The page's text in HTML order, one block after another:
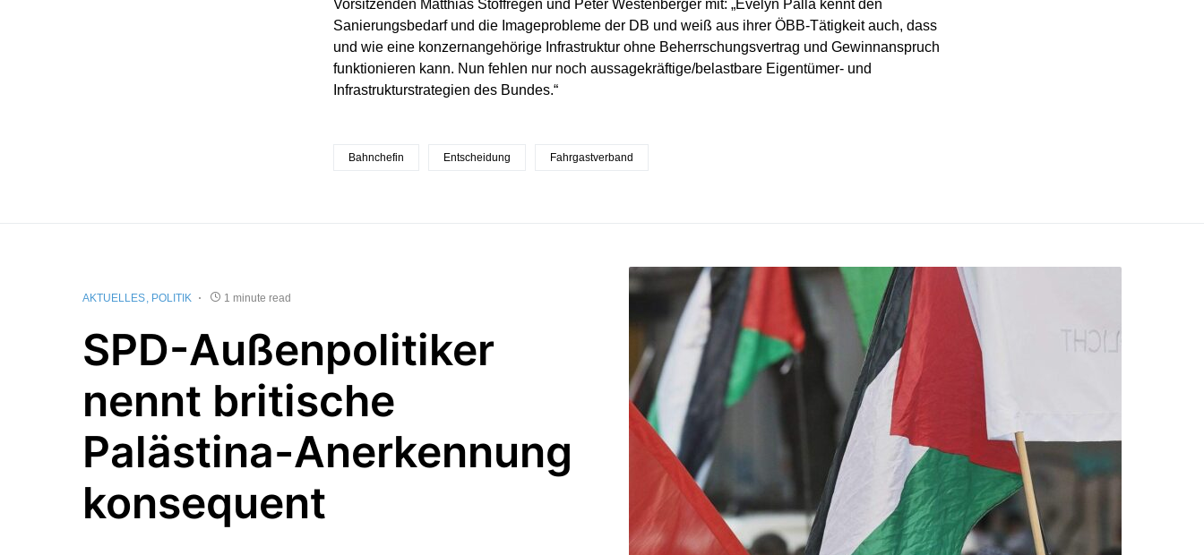
Vorsitzenden Matthias Stoffregen und Peter Westenberger mit: „Evelyn Palla kennt den
Sanierungsbedarf und die Imageprobleme der DB und weiß aus ihrer ÖBB-Tätigkeit auch, dass
und wie eine konzernangehörige Infrastruktur ohne Beherrschungsvertrag und Gewinnanspruch
funktionieren kann. Nun fehlen nur noch aussagekräftige/belastbare Eigentümer- und
Infrastrukturstrategien des Bundes.“
Bahnchefin Entscheidung Fahrgastverband
AKTUELLES POLITIK 1 minute read
SPD-Außenpolitiker
nennt britische
Palästina-Anerkennung
konsequent